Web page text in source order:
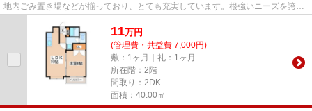
地内ごみ置き場などが揃っており、とても充実しています。根強いニーズを誇る
11万円
(管理費・共益費 7,000円)
敷：1ヶ月｜礼：1ヶ月
所在階：2階
間取り：2DK
面積：40.00㎡